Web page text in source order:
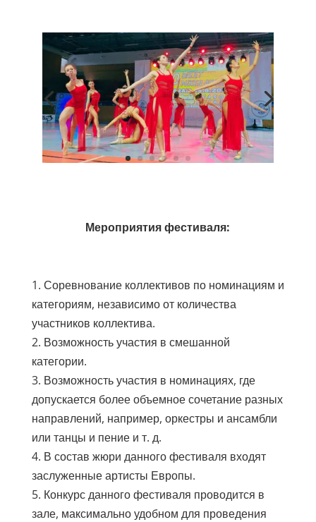
Мероприятия фестиваля:
1. Соревнование коллективов по номинациям и
категориям, независимо от количества
участников коллектива.
2. Возможность участия в смешанной
категории.
3. Возможность участия в номинациях, где
допускается более объемное сочетание разных
направлений, например, оркестры и ансамбли
или танцы и пение и т. д.
4. В состав жюри данного фестиваля входят
заслуженные артисты Европы.
5. Конкурс данного фестиваля проводится в
зале, максимально удобном для проведения